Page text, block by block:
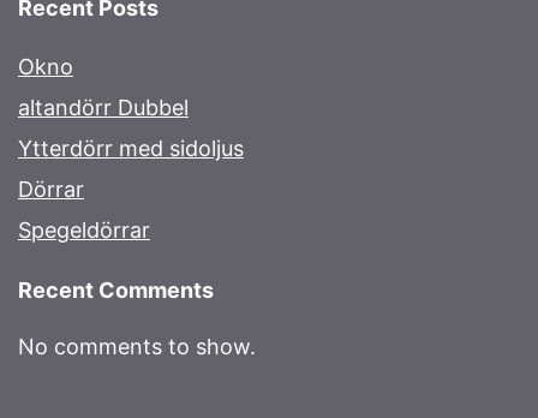
Recent Posts
Okno
altandörr Dubbel
Ytterdörr med sidoljus
Dörrar
Spegeldörrar
Recent Comments
No comments to show.